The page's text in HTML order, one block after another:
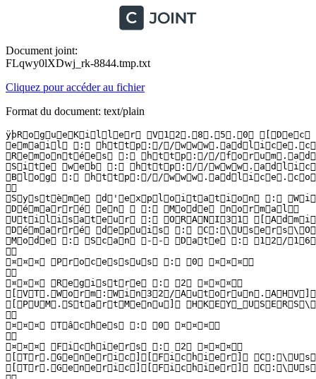
Document joint:
FLqwy0lXDwj_rk-8844.tmp.txt
Cliquez pour accéder au fichier
Format du document: text/plain
ÿþR o g u e K i l l e r   V 1 2 . 8 . 5 . 0 
 e m a i l   :   h t t p : / /
 R e m o n t é e s   :   h t t p : / /
 S i t e   w e b   :   h t t p : / /
 B l o g   :   h t t p : / /
  
 S y s t è m e   d ' e x p l o i t a t i o n   : 
 D é m a r r é   e n     :   M o d e   n o r m a l  
 U t i l i s a t e u r   :   O R A N I 3 1 
 D é m a r r é   d e p u i s   : 
 M o d e   :   S c a n   - -   D a t e   :   1 2 /
  
 ¤ ¤ ¤   P r o c e s s u s   :   0   ¤ ¤ ¤  
  
 ¤ ¤ ¤   R e g i s t r e   :   2   ¤ ¤ ¤  
 [ V T . W o r m : W i n 3 2 /
 [ P U M . S t a r t M e n u ] 
  
 ¤ ¤ ¤   T â c h e s   :   0   ¤ ¤ ¤  
  
 ¤ ¤ ¤   F i c h i e r s   :   2   ¤ ¤ ¤  
 [ T r . G e n e r i c ] [ F i c h i e r ] 
 [ T r . G e n e r i c ] [ F i c h i e r ] 